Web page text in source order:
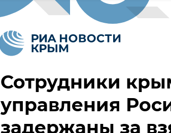
Сотрудники
управления
задержаны за